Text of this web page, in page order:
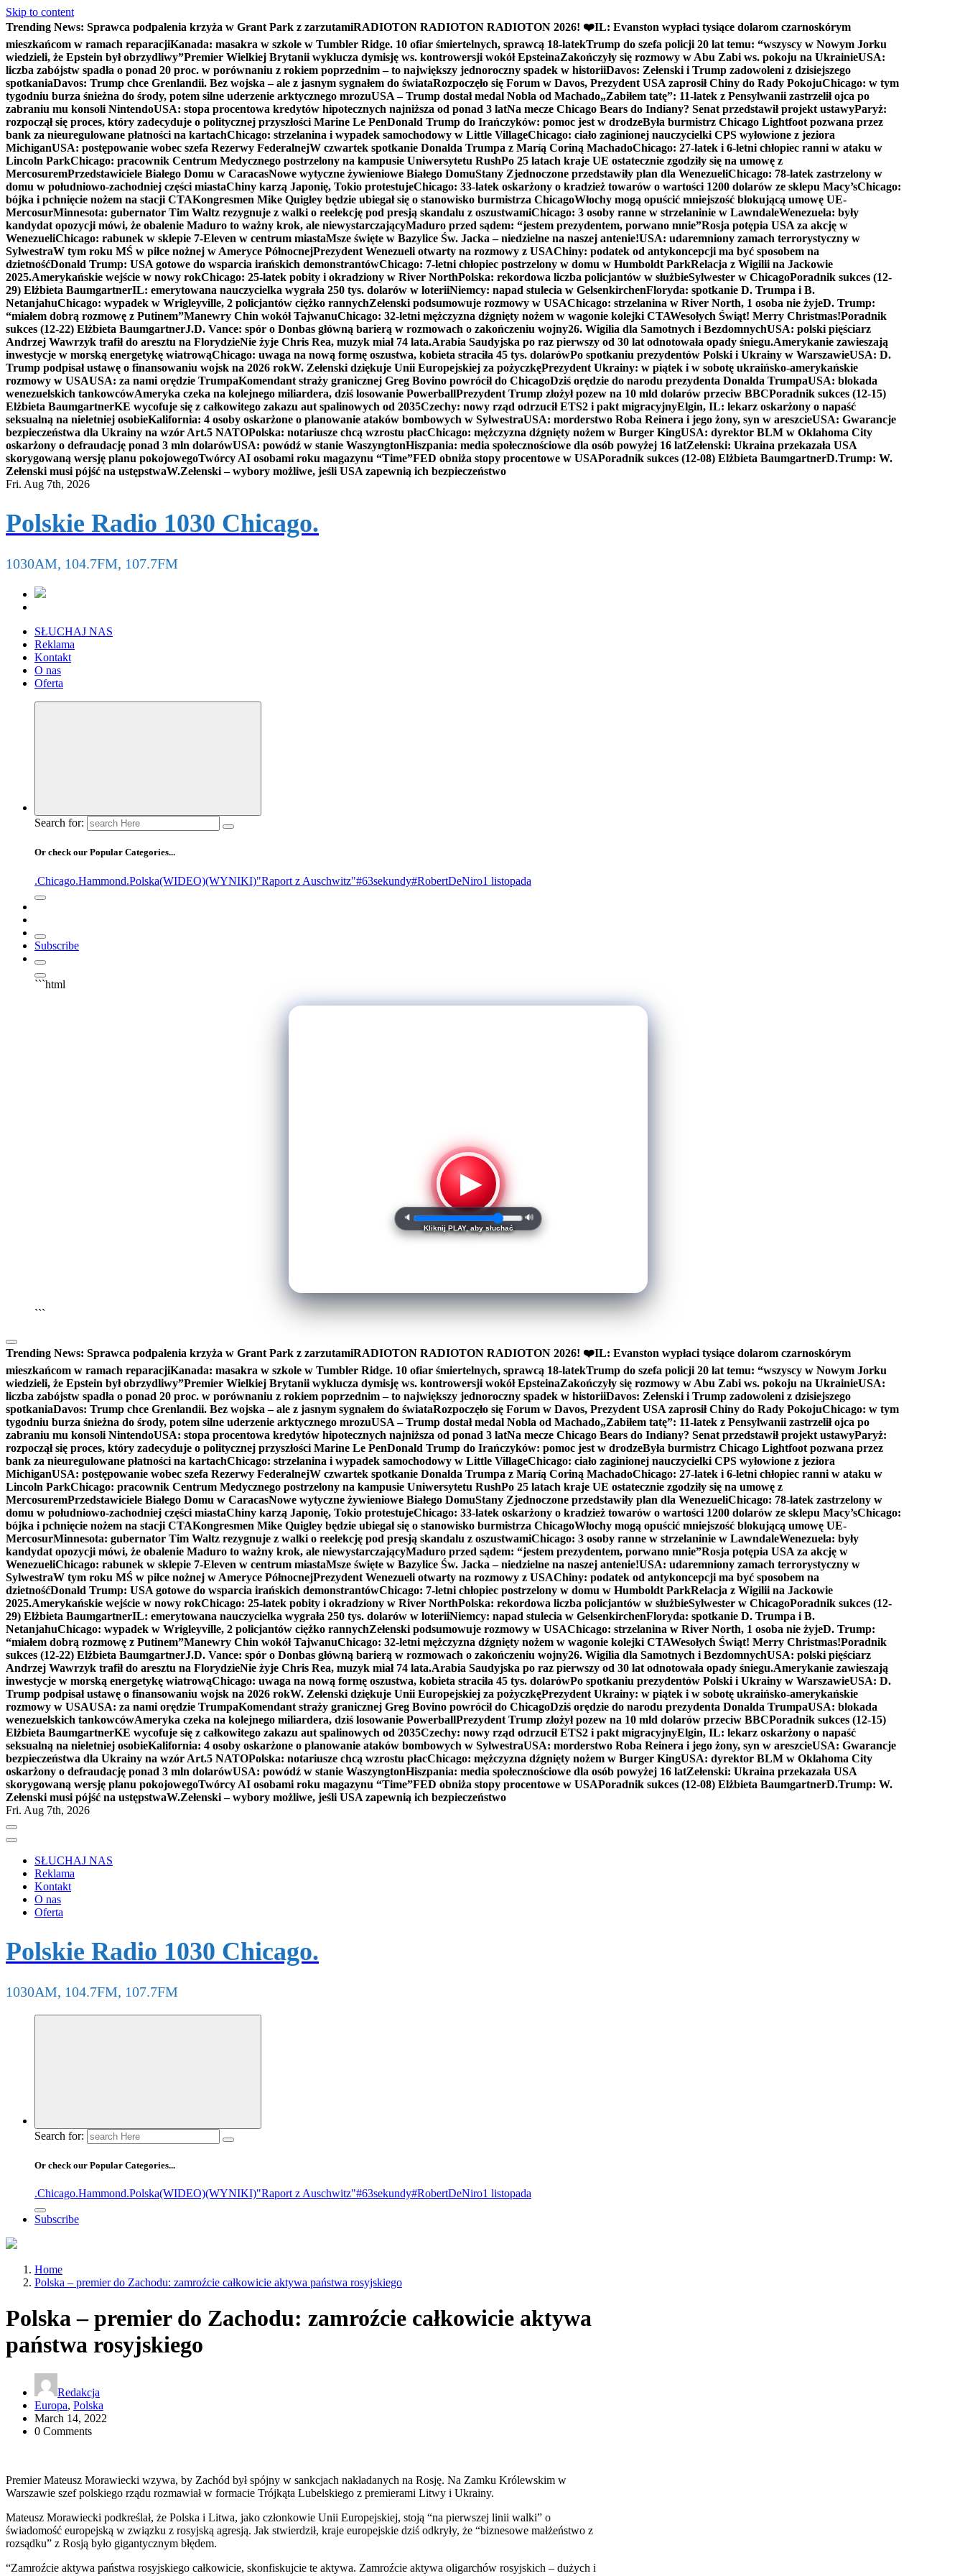
Skip to content
Trending News: Sprawca podpalenia krzyża w Grant Park z zarzutamiRADIOTON RADIOTON RADIOTON 2026! ❤️IL: Evanston wypłaci tysiące dolarom czarnoskórym
mieszkańcom w ramach reparacjiKanada: masakra w szkole w Tumbler Ridge. 10 ofiar śmiertelnych, sprawcą 18-latekTrump do szefa policji 20 lat temu: “wszyscy w Nowym Jorku
wiedzieli, że Epstein był obrzydliwy”Premier Wielkiej Brytanii wyklucza dymisję ws. kontrowersji wokół EpsteinaZakończyły się rozmowy w Abu Zabi ws. pokoju na UkrainieUSA:
liczba zabójstw spadła o ponad 20 proc. w porównaniu z rokiem poprzednim – to największy jednoroczny spadek w historiiDavos: Zełenski i Trump zadowoleni z dzisiejszego
spotkaniaDavos: Trump chce Grenlandii. Bez wojska – ale z jasnym sygnałem do świataRozpoczęło się Forum w Davos, Prezydent USA zaprosił Chiny do Rady PokojuChicago: w tym
tygodniu burza śnieżna do środy, potem silne uderzenie arktycznego mrozuUSA – Trump dostał medal Nobla od Machado„Zabiłem tatę”: 11-latek z Pensylwanii zastrzelił ojca po
zabraniu mu konsoli NintendoUSA: stopa procentowa kredytów hipotecznych najniższa od ponad 3 latNa mecze Chicago Bears do Indiany? Senat przedstawił projekt ustawyParyż:
rozpoczął się proces, który zadecyduje o politycznej przyszłości Marine Le PenDonald Trump do Irańczyków: pomoc jest w drodzeByła burmistrz Chicago Lightfoot pozwana przez
bank za nieuregulowane płatności na kartachChicago: strzelanina i wypadek samochodowy w Little VillageChicago: ciało zaginionej nauczycielki CPS wyłowione z jeziora
MichiganUSA: postępowanie wobec szefa Rezerwy FederalnejW czwartek spotkanie Donalda Trumpa z Maríą Coriną MachadoChicago: 27-latek i 6-letni chłopiec ranni w ataku w
Lincoln ParkChicago: pracownik Centrum Medycznego postrzelony na kampusie Uniwersytetu RushPo 25 latach kraje UE ostatecznie zgodziły się na umowę z
MercosuremPrzedstawiciele Białego Domu w CaracasNowe wytyczne żywieniowe Białego DomuStany Zjednoczone przedstawiły plan dla WenezueliChicago: 78-latek zastrzelony w
domu w południowo-zachodniej części miastaChiny karzą Japonię, Tokio protestujeChicago: 33-latek oskarżony o kradzież towarów o wartości 1200 dolarów ze sklepu Macy’sChicago:
bójka i pchnięcie nożem na stacji CTAKongresmen Mike Quigley będzie ubiegał się o stanowisko burmistrza ChicagoWłochy mogą opuścić mniejszość blokującą umowę UE-
MercosurMinnesota: gubernator Tim Waltz rezygnuje z walki o reelekcję pod presją skandalu z oszustwamiChicago: 3 osoby ranne w strzelaninie w LawndaleWenezuela: były
kandydat opozycji mówi, że obalenie Maduro to ważny krok, ale niewystarczającyMaduro przed sądem: “jestem prezydentem, porwano mnie”Rosja potępia USA za akcję w
WenezueliChicago: rabunek w sklepie 7-Eleven w centrum miastaMsze święte w Bazylice Św. Jacka – niedzielne na naszej antenie!USA: udaremniony zamach terrorystyczny w
SylwestraW tym roku MŚ w piłce nożnej w Ameryce PółnocnejPrezydent Wenezueli otwarty na rozmowy z USAChiny: podatek od antykoncepcji ma być sposobem na
dzietnośćDonald Trump: USA gotowe do wsparcia irańskich demonstrantówChicago: 7-letni chłopiec postrzelony w domu w Humboldt ParkRelacja z Wigilii na Jackowie
2025.Amerykańskie wejście w nowy rokChicago: 25-latek pobity i okradziony w River NorthPolska: rekordowa liczba policjantów w służbieSylwester w ChicagoPoradnik sukces (12-
29) Elżbieta BaumgartnerIL: emerytowana nauczycielka wygrała 250 tys. dolarów w loteriiNiemcy: napad stulecia w GelsenkirchenFloryda: spotkanie D. Trumpa i B.
NetanjahuChicago: wypadek w Wrigleyville, 2 policjantów ciężko rannychZełenski podsumowuje rozmowy w USAChicago: strzelanina w River North, 1 osoba nie żyjeD. Trump:
“miałem dobrą rozmowę z Putinem”Manewry Chin wokół TajwanuChicago: 32-letni mężczyzna dźgnięty nożem w wagonie kolejki CTAWesołych Świąt! Merry Christmas!Poradnik
sukces (12-22) Elżbieta BaumgartnerJ.D. Vance: spór o Donbas główną barierą w rozmowach o zakończeniu wojny26. Wigilia dla Samotnych i BezdomnychUSA: polski pięściarz
Andrzej Wawrzyk trafił do aresztu na FlorydzieNie żyje Chris Rea, muzyk miał 74 lata.Arabia Saudyjska po raz pierwszy od 30 lat odnotowała opady śniegu.Amerykanie zawieszają
inwestycje w morską energetykę wiatrowąChicago: uwaga na nową formę oszustwa, kobieta straciła 45 tys. dolarówPo spotkaniu prezydentów Polski i Ukrainy w WarszawieUSA: D.
Trump podpisał ustawę o finansowaniu wojsk na 2026 rokW. Zełenski dziękuje Unii Europejskiej za pożyczkęPrezydent Ukrainy: w piątek i w sobotę ukraińsko-amerykańskie
rozmowy w USAUSA: za nami orędzie TrumpaKomendant straży granicznej Greg Bovino powrócił do ChicagoDziś orędzie do narodu prezydenta Donalda TrumpaUSA: blokada
wenezuelskich tankowcówAmeryka czeka na kolejnego miliardera, dziś losowanie PowerballPrezydent Trump złożył pozew na 10 mld dolarów przeciw BBCPoradnik sukces (12-15)
Elżbieta BaumgartnerKE wycofuje się z całkowitego zakazu aut spalinowych od 2035Czechy: nowy rząd odrzucił ETS2 i pakt migracyjnyElgin, IL: lekarz oskarżony o napaść
seksualną na nieletniej osobieKalifornia: 4 osoby oskarżone o planowanie ataków bombowych w SylwestraUSA: morderstwo Roba Reinera i jego żony, syn w areszcieUSA: Gwarancje
bezpieczeństwa dla Ukrainy na wzór Art.5 NATOPolska: notariusze chcą wzrostu płacChicago: mężczyzna dźgnięty nożem w Burger KingUSA: dyrektor BLM w Oklahoma City
oskarżony o defraudację ponad 3 mln dolarówUSA: powódź w stanie WaszyngtonHiszpania: media społecznościowe dla osób powyżej 16 latZełenski: Ukraina przekazała USA
skorygowaną wersję planu pokojowegoTwórcy AI osobami roku magazynu “Time”FED obniża stopy procentowe w USAPoradnik sukces (12-08) Elżbieta BaumgartnerD.Trump: W.
Zełenski musi pójść na ustępstwaW.Zełenski – wybory możliwe, jeśli USA zapewnią ich bezpieczeństwo
Fri. Aug 7th, 2026
Polskie Radio 1030 Chicago.
1030AM, 104.7FM, 107.7FM
SŁUCHAJ NAS
Reklama
Kontakt
O nas
Oferta
Search for:
Or check our Popular Categories...
.Chicago.Hammond.Polska(WIDEO)(WYNIKI)"Raport z Auschwitz"#63sekundy#RobertDeNiro1 listopada
Subscribe
```html
▶
🔈 🔊
Kliknij PLAY, aby słuchać
```
Trending News: Sprawca podpalenia krzyża w Grant Park z zarzutamiRADIOTON RADIOTON RADIOTON 2026! ❤️IL: Evanston wypłaci tysiące dolarom czarnoskórym
mieszkańcom w ramach reparacjiKanada: masakra w szkole w Tumbler Ridge. 10 ofiar śmiertelnych, sprawcą 18-latekTrump do szefa policji 20 lat temu: “wszyscy w Nowym Jorku
wiedzieli, że Epstein był obrzydliwy”Premier Wielkiej Brytanii wyklucza dymisję ws. kontrowersji wokół EpsteinaZakończyły się rozmowy w Abu Zabi ws. pokoju na UkrainieUSA:
liczba zabójstw spadła o ponad 20 proc. w porównaniu z rokiem poprzednim – to największy jednoroczny spadek w historiiDavos: Zełenski i Trump zadowoleni z dzisiejszego
spotkaniaDavos: Trump chce Grenlandii. Bez wojska – ale z jasnym sygnałem do świataRozpoczęło się Forum w Davos, Prezydent USA zaprosił Chiny do Rady PokojuChicago: w tym
tygodniu burza śnieżna do środy, potem silne uderzenie arktycznego mrozuUSA – Trump dostał medal Nobla od Machado„Zabiłem tatę”: 11-latek z Pensylwanii zastrzelił ojca po
zabraniu mu konsoli NintendoUSA: stopa procentowa kredytów hipotecznych najniższa od ponad 3 latNa mecze Chicago Bears do Indiany? Senat przedstawił projekt ustawyParyż:
rozpoczął się proces, który zadecyduje o politycznej przyszłości Marine Le PenDonald Trump do Irańczyków: pomoc jest w drodzeByła burmistrz Chicago Lightfoot pozwana przez
bank za nieuregulowane płatności na kartachChicago: strzelanina i wypadek samochodowy w Little VillageChicago: ciało zaginionej nauczycielki CPS wyłowione z jeziora
MichiganUSA: postępowanie wobec szefa Rezerwy FederalnejW czwartek spotkanie Donalda Trumpa z Maríą Coriną MachadoChicago: 27-latek i 6-letni chłopiec ranni w ataku w
Lincoln ParkChicago: pracownik Centrum Medycznego postrzelony na kampusie Uniwersytetu RushPo 25 latach kraje UE ostatecznie zgodziły się na umowę z
MercosuremPrzedstawiciele Białego Domu w CaracasNowe wytyczne żywieniowe Białego DomuStany Zjednoczone przedstawiły plan dla WenezueliChicago: 78-latek zastrzelony w
domu w południowo-zachodniej części miastaChiny karzą Japonię, Tokio protestujeChicago: 33-latek oskarżony o kradzież towarów o wartości 1200 dolarów ze sklepu Macy’sChicago:
bójka i pchnięcie nożem na stacji CTAKongresmen Mike Quigley będzie ubiegał się o stanowisko burmistrza ChicagoWłochy mogą opuścić mniejszość blokującą umowę UE-
MercosurMinnesota: gubernator Tim Waltz rezygnuje z walki o reelekcję pod presją skandalu z oszustwamiChicago: 3 osoby ranne w strzelaninie w LawndaleWenezuela: były
kandydat opozycji mówi, że obalenie Maduro to ważny krok, ale niewystarczającyMaduro przed sądem: “jestem prezydentem, porwano mnie”Rosja potępia USA za akcję w
WenezueliChicago: rabunek w sklepie 7-Eleven w centrum miastaMsze święte w Bazylice Św. Jacka – niedzielne na naszej antenie!USA: udaremniony zamach terrorystyczny w
SylwestraW tym roku MŚ w piłce nożnej w Ameryce PółnocnejPrezydent Wenezueli otwarty na rozmowy z USAChiny: podatek od antykoncepcji ma być sposobem na
dzietnośćDonald Trump: USA gotowe do wsparcia irańskich demonstrantówChicago: 7-letni chłopiec postrzelony w domu w Humboldt ParkRelacja z Wigilii na Jackowie
2025.Amerykańskie wejście w nowy rokChicago: 25-latek pobity i okradziony w River NorthPolska: rekordowa liczba policjantów w służbieSylwester w ChicagoPoradnik sukces (12-
29) Elżbieta BaumgartnerIL: emerytowana nauczycielka wygrała 250 tys. dolarów w loteriiNiemcy: napad stulecia w GelsenkirchenFloryda: spotkanie D. Trumpa i B.
NetanjahuChicago: wypadek w Wrigleyville, 2 policjantów ciężko rannychZełenski podsumowuje rozmowy w USAChicago: strzelanina w River North, 1 osoba nie żyjeD. Trump:
“miałem dobrą rozmowę z Putinem”Manewry Chin wokół TajwanuChicago: 32-letni mężczyzna dźgnięty nożem w wagonie kolejki CTAWesołych Świąt! Merry Christmas!Poradnik
sukces (12-22) Elżbieta BaumgartnerJ.D. Vance: spór o Donbas główną barierą w rozmowach o zakończeniu wojny26. Wigilia dla Samotnych i BezdomnychUSA: polski pięściarz
Andrzej Wawrzyk trafił do aresztu na FlorydzieNie żyje Chris Rea, muzyk miał 74 lata.Arabia Saudyjska po raz pierwszy od 30 lat odnotowała opady śniegu.Amerykanie zawieszają
inwestycje w morską energetykę wiatrowąChicago: uwaga na nową formę oszustwa, kobieta straciła 45 tys. dolarówPo spotkaniu prezydentów Polski i Ukrainy w WarszawieUSA: D.
Trump podpisał ustawę o finansowaniu wojsk na 2026 rokW. Zełenski dziękuje Unii Europejskiej za pożyczkęPrezydent Ukrainy: w piątek i w sobotę ukraińsko-amerykańskie
rozmowy w USAUSA: za nami orędzie TrumpaKomendant straży granicznej Greg Bovino powrócił do ChicagoDziś orędzie do narodu prezydenta Donalda TrumpaUSA: blokada
wenezuelskich tankowcówAmeryka czeka na kolejnego miliardera, dziś losowanie PowerballPrezydent Trump złożył pozew na 10 mld dolarów przeciw BBCPoradnik sukces (12-15)
Elżbieta BaumgartnerKE wycofuje się z całkowitego zakazu aut spalinowych od 2035Czechy: nowy rząd odrzucił ETS2 i pakt migracyjnyElgin, IL: lekarz oskarżony o napaść
seksualną na nieletniej osobieKalifornia: 4 osoby oskarżone o planowanie ataków bombowych w SylwestraUSA: morderstwo Roba Reinera i jego żony, syn w areszcieUSA: Gwarancje
bezpieczeństwa dla Ukrainy na wzór Art.5 NATOPolska: notariusze chcą wzrostu płacChicago: mężczyzna dźgnięty nożem w Burger KingUSA: dyrektor BLM w Oklahoma City
oskarżony o defraudację ponad 3 mln dolarówUSA: powódź w stanie WaszyngtonHiszpania: media społecznościowe dla osób powyżej 16 latZełenski: Ukraina przekazała USA
skorygowaną wersję planu pokojowegoTwórcy AI osobami roku magazynu “Time”FED obniża stopy procentowe w USAPoradnik sukces (12-08) Elżbieta BaumgartnerD.Trump: W.
Zełenski musi pójść na ustępstwaW.Zełenski – wybory możliwe, jeśli USA zapewnią ich bezpieczeństwo
Fri. Aug 7th, 2026
SŁUCHAJ NAS
Reklama
Kontakt
O nas
Oferta
Polskie Radio 1030 Chicago.
1030AM, 104.7FM, 107.7FM
Search for:
Or check our Popular Categories...
.Chicago.Hammond.Polska(WIDEO)(WYNIKI)"Raport z Auschwitz"#63sekundy#RobertDeNiro1 listopada
Subscribe
Home
Polska – premier do Zachodu: zamroźcie całkowicie aktywa państwa rosyjskiego
Polska – premier do Zachodu: zamroźcie całkowicie aktywa
państwa rosyjskiego
Redakcja
Europa, Polska
March 14, 2022
0 Comments
Premier Mateusz Morawiecki wzywa, by Zachód był spójny w sankcjach nakładanych na Rosję. Na Zamku Królewskim w
Warszawie szef polskiego rządu rozmawiał w formacie Trójkąta Lubelskiego z premierami Litwy i Ukrainy.
Mateusz Morawiecki podkreślał, że Polska i Litwa, jako członkowie Unii Europejskiej, stoją “na pierwszej linii walki” o
świadomość europejską w związku z rosyjską agresją. Jak stwierdził, kraje europejskie dziś odkryły, że “biznesowe małżeństwo z
rozsądku” z Rosją było gigantycznym błędem.
“Zamroźcie aktywa państwa rosyjskiego całkowicie, skonfiskujcie te aktywa. Zamroźcie aktywa oligarchów rosyjskich – dużych i